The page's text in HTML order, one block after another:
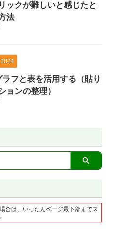
ックが難しいと感じたと
法
フと表を活用する（貼り
ョンの整理）
合は、いったんページ最下部までス